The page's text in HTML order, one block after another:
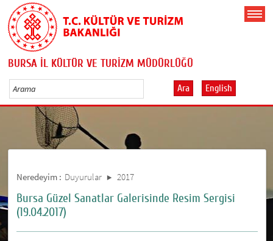
BURSA İL KÜLTÜR VE TURİZM MÜDÜRLÜĞÜ
Ara English
Neredeyim : Duyurular 2017
Bursa Güzel Sanatlar Galerisinde Resim Sergisi
(19.04.2017)